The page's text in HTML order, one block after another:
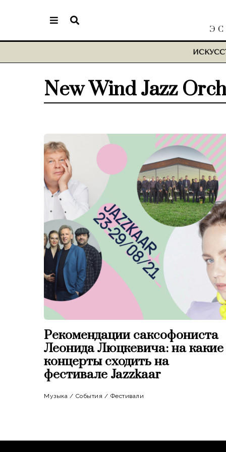
New Wind Jazz
Рекомендации саксофониста
Леонида Люцкевича: на какие
концерты сходить на
фестивале Jazzkaar
Музыка / События / Фестивали